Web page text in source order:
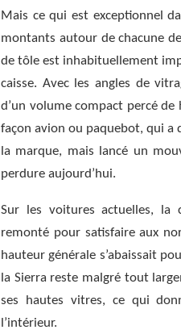
Mais ce qui est exceptionnel
montants autour de chacune
de tôle est inhabituellement
caisse. Avec les angles de
d’un volume compact percé
façon avion ou paquebot, qui a
la marque, mais lancé un
perdure aujourd’hui.
Sur les voitures actuelles, la
remonté pour satisfaire aux
hauteur générale s’abaissait
la Sierra reste malgré tout
ses hautes vitres, ce qui
l’intérieur.